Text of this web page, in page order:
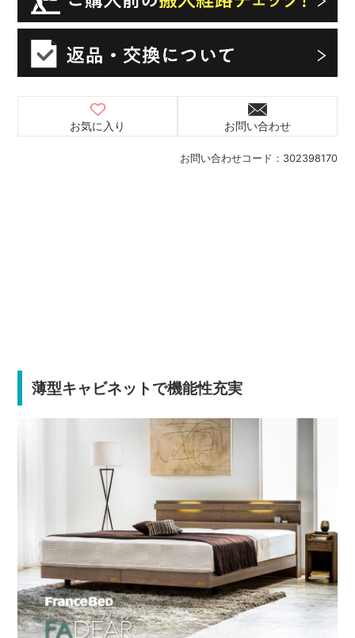
お問い合わせコード： 302398170
お気に入り お問い合わせ
薄型キャビネットで機能性充実